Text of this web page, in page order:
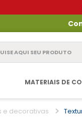
aqui seu produto
MATERIAIS DE
e decorativas